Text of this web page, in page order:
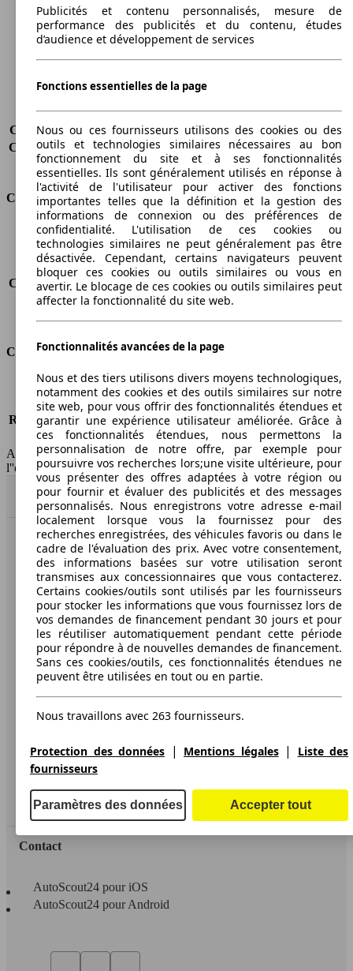
Largeur
1802 mm
Empattement
2682 mm
Poids maximum
2000 kg
Charge maximale
581 kg
Charge sur toit
-
Capacité de remorquage (sans freins) 690 kg
Capacité de remorquage (avec freins) 1200 kg
Volume du coffre
750 - 2850 l
Consommation
Émissions de CO2*
188 g/km (komb.)
Consommation (ville)
10.0 l/100km
Consommation (route)
6.7 l/100km
Consommation (combinée)* 7.9 l/100km
Classe d'émissions
Euro 4
Capacité du réservoir
61 l
Classes d'assurance
Tous risques
-
Risques partiels
-
Responsabilité civile -
HSN/TSN
MVW11x3Dxxxx/n.c.
AutoScout24 France SAS décline toute responsabilité concernant
l''exactitude des indications fournies.
Haut
AutoScout24: la plus grande plateforme en ligne de
voitures en Europe
AutoScout24
A propos d'AutoScout24
Conditions d'utilisation
Protection des données
Accessibility Statement
Espace Pro
Contact
AutoScout24 pour iOS
AutoScout24 pour Android
Publicités et contenu personnalisés, mesure de
performance des publicités et du contenu, études
d’audience et développement de services
Fonctions essentielles de la page
Nous ou ces fournisseurs utilisons des cookies ou des
outils et technologies similaires nécessaires au bon
fonctionnement du site et à ses fonctionnalités
essentielles. Ils sont généralement utilisés en réponse à
l'activité de l'utilisateur pour activer des fonctions
importantes telles que la définition et la gestion des
informations de connexion ou des préférences de
confidentialité. L'utilisation de ces cookies ou
technologies similaires ne peut généralement pas être
désactivée. Cependant, certains navigateurs peuvent
bloquer ces cookies ou outils similaires ou vous en
avertir. Le blocage de ces cookies ou outils similaires peut
affecter la fonctionnalité du site web.
Fonctionnalités avancées de la page
Nous et des tiers utilisons divers moyens technologiques,
notamment des cookies et des outils similaires sur notre
site web, pour vous offrir des fonctionnalités étendues et
garantir une expérience utilisateur améliorée. Grâce à
ces fonctionnalités étendues, nous permettons la
personnalisation de notre offre, par exemple pour
poursuivre vos recherches lors;une visite ultérieure, pour
vous présenter des offres adaptées à votre région ou
pour fournir et évaluer des publicités et des messages
personnalisés. Nous enregistrons votre adresse e-mail
localement lorsque vous la fournissez pour des
recherches enregistrées, des véhicules favoris ou dans le
cadre de l'évaluation des prix. Avec votre consentement,
des informations basées sur votre utilisation seront
transmises aux concessionnaires que vous contacterez.
Certains cookies/outils sont utilisés par les fournisseurs
pour stocker les informations que vous fournissez lors de
vos demandes de financement pendant 30 jours et pour
les réutiliser automatiquement pendant cette période
pour répondre à de nouvelles demandes de financement.
Sans ces cookies/outils, ces fonctionnalités étendues ne
peuvent être utilisées en tout ou en partie.
Nous travaillons avec 263 fournisseurs.
Protection des données | Mentions légales|
Liste des
fournisseurs
Paramètres des données Accepter tout